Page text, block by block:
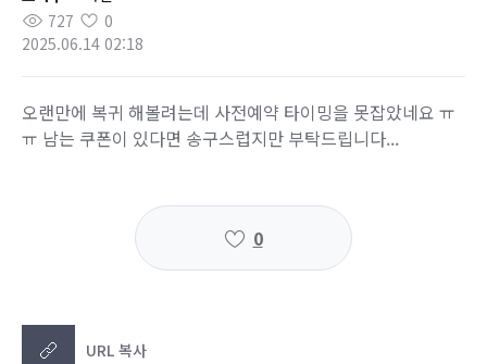
727
0
2025.06.14 02:18
오랜만에 복귀 해볼려는데 사전예약 타이밍을 못잡았네요 ㅠ
ㅠ 남는 쿠폰이 있다면 송구스럽지만 부탁드립니다...
0
URL 복사